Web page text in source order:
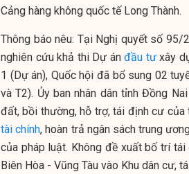
Cảng hàng không quốc tế Long Thành.
Thông báo nêu: Tại Nghị quyết số
nghiên cứu khả thi Dự ánđầu tưxây
1 (Dự án), Quốc hội đã bổ sung 02
và T2). Ủy ban nhân dân tỉnh Đồng
đất, bồi thường, hỗ trợ, tái định cư của
tài chính, hoàn trả ngân sách trung
của pháp luật. Không đề xuất bố trí
Biên Hòa - Vũng Tàu vào Khu dân cư,